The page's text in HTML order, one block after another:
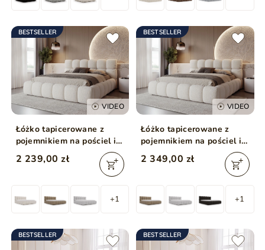
BESTSELLER
VIDEO
Łóżko tapicerowane z
pojemnikiem na pościel i
stelażem 160x200 Modo w
tkaninie bouclé Beżowe
2 239,00 zł
+1
BESTSELLER
VIDEO
Łóżko tapicerowane z
pojemnikiem na pościel i
stelażem 200x200 Modo w
tkaninie bouclé Beżowe
2 349,00 zł
+1
BESTSELLER BESTSELLER